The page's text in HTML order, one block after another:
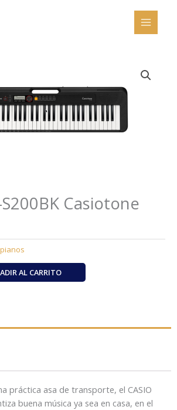
S200BK Casiotone
AL CARRITO
práctica asa de transporte, el CASIO
buena música ya sea en casa, en el